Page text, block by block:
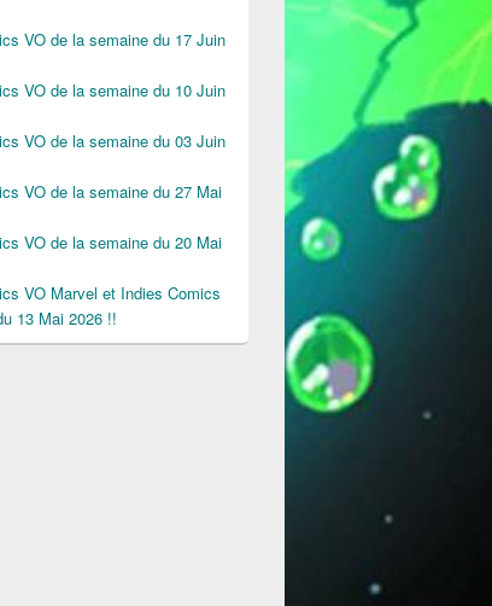
VO de la semaine du 17 Juin
VO de la semaine du 10 Juin
VO de la semaine du 03 Juin
VO de la semaine du 27 Mai
VO de la semaine du 20 Mai
VO Marvel et Indies Comics
13 Mai 2026 !!